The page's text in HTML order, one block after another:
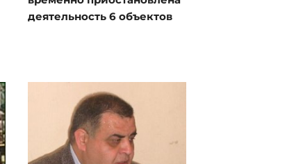
деятельность 6 объектов